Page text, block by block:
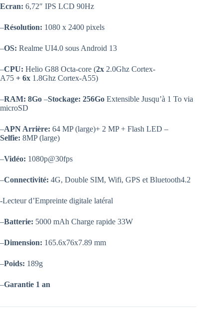
Ecran: 6,72″ IPS LCD 90Hz
–Résolution: 1080 x 2400 pixels
–OS: Realme UI4.0 sous Android 13
–CPU: Helio G88 Octa-core (2x 2.0Ghz Cortex-
A75 + 6x 1.8Ghz Cortex-A55)
–RAM: 8Go –Stockage: 256Go Extensible Jusqu’à 1 To via
microSD
–APN Arrière: 64 MP (large)+ 2 MP + Flash LED –
Selfie: 8MP (large)
–Vidéo: 1080p@30fps
–Connectivité: 4G, Double SIM, Wifi, GPS et Bluetooth4.2
-Lecteur d’Empreinte digitale latéral
–Batterie: 5000 mAh Charge rapide 33W
–Dimension: 165.6x76x7.89 mm
–Poids: 189g
–Garantie 1 an